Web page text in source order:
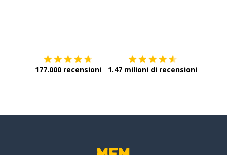
177.000 recensioni 1.47 milioni di recensioni